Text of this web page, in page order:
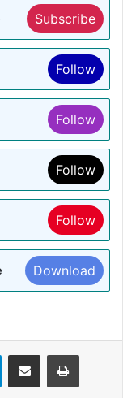
Subscribe
Follow
Follow
Follow
Follow
Download
TelegramShare via Email Print